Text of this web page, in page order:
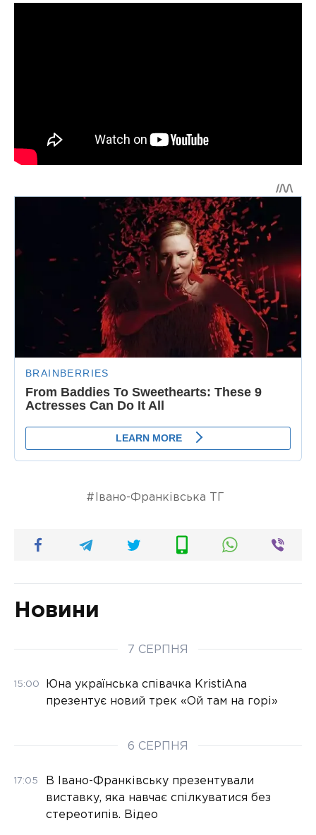
Івано-Франківська ТГ
Новини
7 СЕРПНЯ
15:00
Юна українська співачка KristiAna
презентує новий трек «Ой там на горі»
6 СЕРПНЯ
17:05
В Івано-Франківську презентували
виставку, яка навчає спілкуватися без
стереотипів. Відео